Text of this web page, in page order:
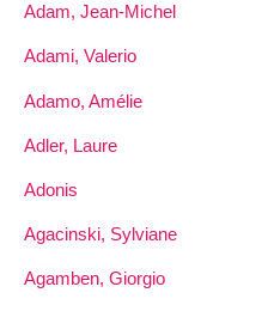
Adam, Jean-Michel
Adami, Valerio
Adamo, Amélie
Adler, Laure
Adonis
Agacinski, Sylviane
Agamben, Giorgio